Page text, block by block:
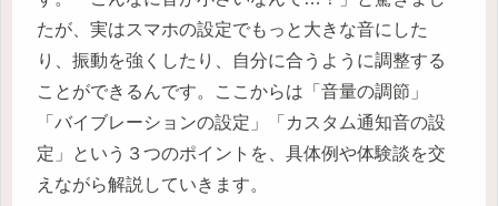
たが、実はスマホの設定でもっと大きな音にした
り、振動を強くしたり、自分に合うように調整する
ことができるんです。ここからは「音量の調節」
「バイブレーションの設定」「カスタム通知音の設
定」という３つのポイントを、具体例や体験談を交
えながら解説していきます。